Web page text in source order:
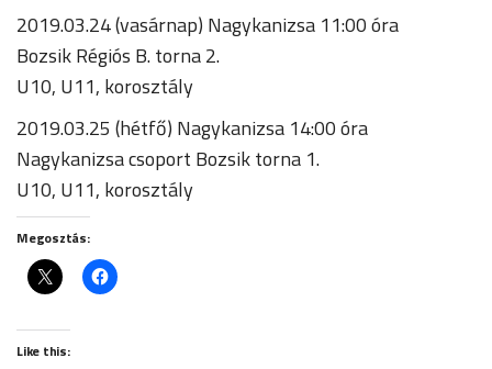
2019.03.24 (vasárnap) Nagykanizsa 11:00 óra
Bozsik Régiós B. torna 2.
U10, U11, korosztály
2019.03.25 (hétfő) Nagykanizsa 14:00 óra
Nagykanizsa csoport Bozsik torna 1.
U10, U11, korosztály
Megosztás:
Like this: